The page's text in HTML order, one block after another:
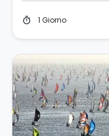
timer 1 Giorno